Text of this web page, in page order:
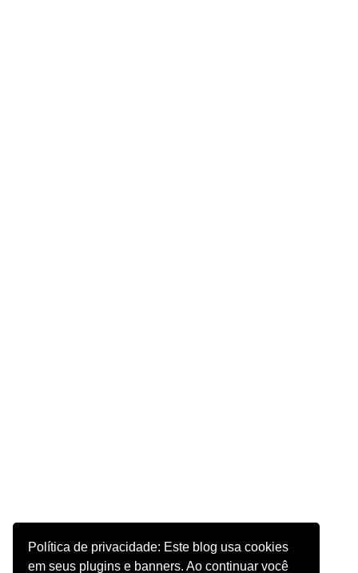
Política de privacidade: Este blog usa cookies
em seus plugins e banners. Ao continuar você